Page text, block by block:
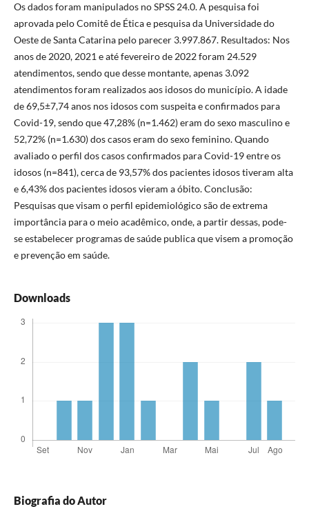
Os dados foram manipulados no SPSS 24.0. A pesquisa foi
aprovada pelo Comitê de Ética e pesquisa da Universidade do
Oeste de Santa Catarina pelo parecer 3.997.867. Resultados: Nos
anos de 2020, 2021 e até fevereiro de 2022 foram 24.529
atendimentos, sendo que desse montante, apenas 3.092
atendimentos foram realizados aos idosos do município. A idade
de 69,5±7,74 anos nos idosos com suspeita e confirmados para
Covid-19, sendo que 47,28% (n=1.462) eram do sexo masculino e
52,72% (n=1.630) dos casos eram do sexo feminino. Quando
avaliado o perfil dos casos confirmados para Covid-19 entre os
idosos (n=841), cerca de 93,57% dos pacientes idosos tiveram alta
e 6,43% dos pacientes idosos vieram a óbito. Conclusão:
Pesquisas que visam o perfil epidemiológico são de extrema
importância para o meio acadêmico, onde, a partir dessas, pode-
se estabelecer programas de saúde publica que visem a promoção
e prevenção em saúde.
Downloads
Biografia do Autor